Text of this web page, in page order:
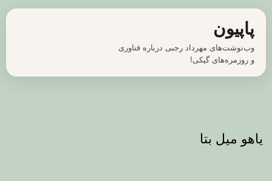
پرش
محتوا
پاپیون
وب‌نوشت‌های مهرداد رجبی درباره فناوری
و روزمره‌های گیکی!
یاهو میل بتا